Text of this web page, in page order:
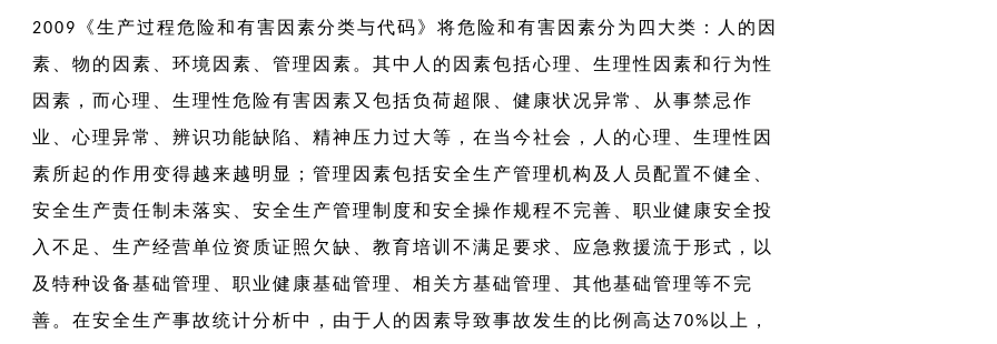
2009
《生产过程危险和有害因素分类与代码》将危险和有害因素分为四大类：人的因
素、物的因素、环境因素、管理因素。其中人的因素包括心理、生理性因素和行为性
因素，而心理、生理性危险有害因素又包括负荷超限、健康状况异常、从事禁忌作
业、心理异常、辨识功能缺陷、精神压力过大等，在当今社会，人的心理、生理性因
素所起的作用变得越来越明显；管理因素包括安全生产管理机构及人员配置不健全、
安全生产责任制未落实、安全生产管理制度和安全操作规程不完善、职业健康安全投
入不足、生产经营单位资质证照欠缺、教育培训不满足要求、应急救援流于形式，以
及特种设备基础管理、职业健康基础管理、相关方基础管理、其他基础管理等不完
善。在安全生产事故统计分析中，由于人的因素导致事故发生的比例高达 70% 以上，